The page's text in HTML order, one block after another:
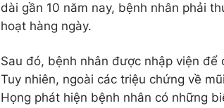
dài gần 10 năm nay, bệnh nhân phải
hoạt hàng ngày.
Sau đó, bệnh nhân được nhập viện
Tuy nhiên, ngoài các triệu chứng về
Họng phát hiện bệnh nhân có những